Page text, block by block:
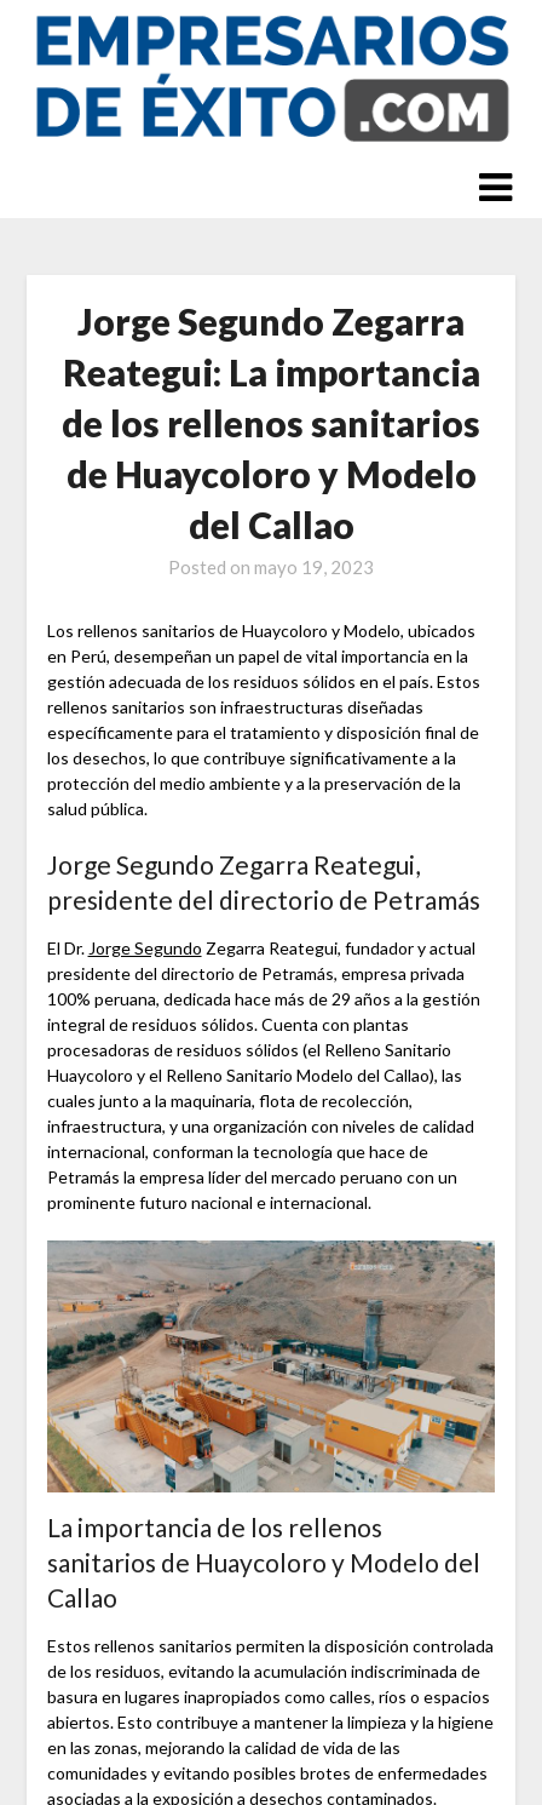
Jorge Segundo Zegarra
Reategui: La importancia
de los rellenos sanitarios
de Huaycoloro y Modelo
del Callao
Posted on mayo 19, 2023
Los rellenos sanitarios de Huaycoloro y Modelo, ubicados
en Perú, desempeñan un papel de vital importancia en la
gestión adecuada de los residuos sólidos en el país. Estos
rellenos sanitarios son infraestructuras diseñadas
específicamente para el tratamiento y disposición final de
los desechos, lo que contribuye significativamente a la
protección del medio ambiente y a la preservación de la
salud pública.
Jorge Segundo Zegarra Reategui,
presidente del directorio de Petramás
El Dr. Jorge Segundo Zegarra Reategui, fundador y actual
presidente del directorio de Petramás, empresa privada
100% peruana, dedicada hace más de 29 años a la gestión
integral de residuos sólidos. Cuenta con plantas
procesadoras de residuos sólidos (el Relleno Sanitario
Huaycoloro y el Relleno Sanitario Modelo del Callao), las
cuales junto a la maquinaria, flota de recolección,
infraestructura, y una organización con niveles de calidad
internacional, conforman la tecnología que hace de
Petramás la empresa líder del mercado peruano con un
prominente futuro nacional e internacional.
La importancia de los rellenos
sanitarios de Huaycoloro y Modelo del
Callao
Estos rellenos sanitarios permiten la disposición controlada
de los residuos, evitando la acumulación indiscriminada de
basura en lugares inapropiados como calles, ríos o espacios
abiertos. Esto contribuye a mantener la limpieza y la higiene
en las zonas, mejorando la calidad de vida de las
comunidades y evitando posibles brotes de enfermedades
asociadas a la exposición a desechos contaminados.